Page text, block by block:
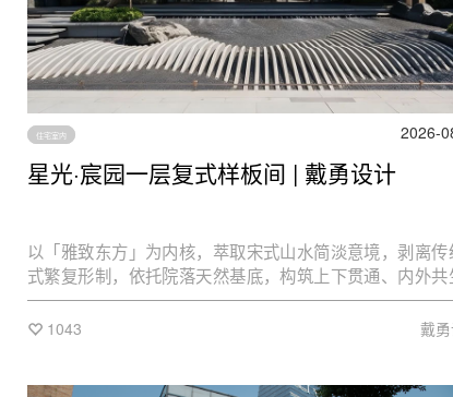
住宅室内 2026-
星光·宸园一层复式样板间 | 戴勇设计
以「雅致东方」为内核，萃取宋式山水简淡意境，剥离传
式繁复形制，依托院落天然基底，构筑上下贯通、内外共
东方墅居场景，于高新区低密住区，描摹当代文人理想
地。1043 戴